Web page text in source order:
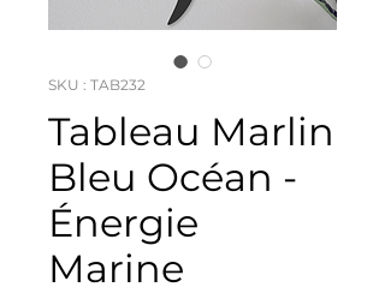
SKU : TAB232
Tableau Marlin
Bleu Océan -
Énergie
Marine